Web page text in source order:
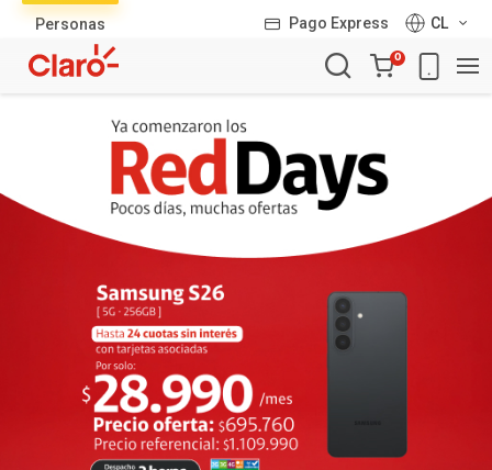
Personas Pago Express
CL
Carro
de
0
productos